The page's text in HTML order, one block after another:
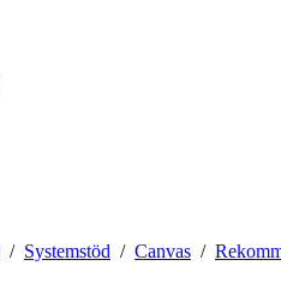
Systemstöd Canvas